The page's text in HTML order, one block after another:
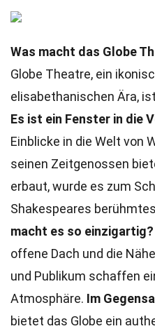
Was macht das Globe
Globe Theatre, ein
elisabethanischen Ära,
Es ist ein Fenster in die
Einblicke in die Welt von
seinen Zeitgenossen
erbaut, wurde es zum
Shakespeares
macht es so einzigartig?
offene Dach und die
und Publikum schaffen
Atmosphäre. Im
bietet das Globe ein